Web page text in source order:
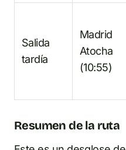
Salida
tardía
Madrid
Atocha
(10:55)
Resumen de la ruta